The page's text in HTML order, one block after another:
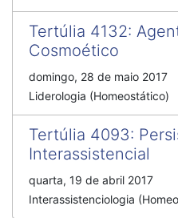
Tertúlia 4132:
Cosmoético
domingo, 28 de maio 2017
Liderologia (Homeostático)
Tertúlia 4093:
Interassistencial
quarta, 19 de abril 2017
Interassistenciologia